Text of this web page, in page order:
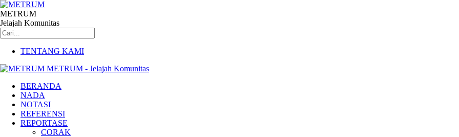
METRUM
Jelajah Komunitas
TENTANG KAMI
METRUM - Jelajah Komunitas
BERANDA
NADA
NOTASI
REFERENSI
REPORTASE
CORAK